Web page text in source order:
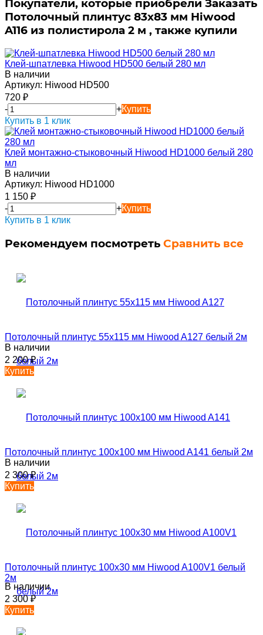
Покупатели, которые приобрели Заказать
Потолочный плинтус 83х83 мм Hiwood
A116 из полистирола 2 м , также купили
Клей-шпатлевка Hiwood HD500 белый 280 мл
В наличии
Артикул: Hiwood HD500
720 ₽
-
+Купить
Купить в 1 клик
Клей монтажно-стыковочный Hiwood HD1000 белый 280
мл
В наличии
Артикул: Hiwood HD1000
1 150 ₽
-
+Купить
Купить в 1 клик
Рекомендуем посмотреть Сравнить все
Потолочный плинтус 55х115 мм Hiwood A127 белый 2м
В наличии
2 200₽
Купить
Потолочный плинтус 100х100 мм Hiwood A141 белый 2м
В наличии
2 300₽
Купить
Потолочный плинтус 100х30 мм Hiwood A100V1 белый
2м
В наличии
2 300₽
Купить